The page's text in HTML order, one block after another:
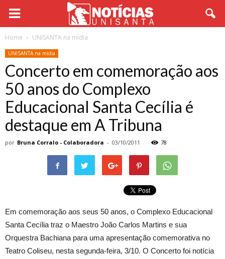
Home UNISANTA na mídia
UNISANTA na mídia
Concerto em comemoração aos
50 anos do Complexo
Educacional Santa Cecília é
destaque em A Tribuna
por Bruna Corralo - Colaboradora - 03/10/2011 78
Em comemoração aos seus 50 anos, o Complexo Educacional
Santa Cecília traz o Maestro João Carlos Martins e sua
Orquestra Bachiana para uma apresentação comemorativa no
Teatro Coliseu, nesta segunda-feira, 3/10. O Concerto foi notícia